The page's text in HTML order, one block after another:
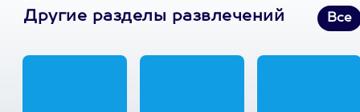
Другие разделы развлечений Все